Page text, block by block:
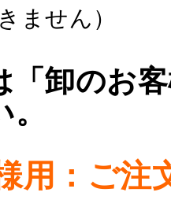
ません）
「卸のお
用：ご注